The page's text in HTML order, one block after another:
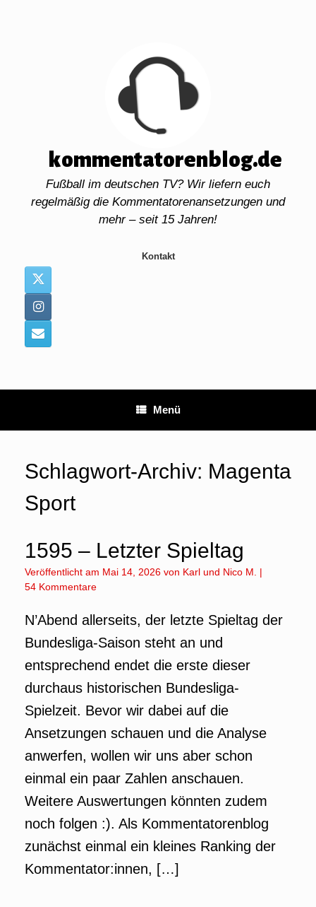
kommentatorenblog.de
Fußball im deutschen TV? Wir liefern euch
regelmäßig die Kommentatorenansetzungen und
mehr – seit 15 Jahren!
Kontakt
Menü
Schlagwort-Archiv: Magenta
Sport
1595 – Letzter Spieltag
Veröffentlicht am Mai 14, 2026 von Karl und Nico M.
|
54 Kommentare
N’Abend allerseits, der letzte Spieltag der
Bundesliga-Saison steht an und
entsprechend endet die erste dieser
durchaus historischen Bundesliga-
Spielzeit. Bevor wir dabei auf die
Ansetzungen schauen und die Analyse
anwerfen, wollen wir uns aber schon
einmal ein paar Zahlen anschauen.
Weitere Auswertungen könnten zudem
noch folgen :). Als Kommentatorenblog
zunächst einmal ein kleines Ranking der
Kommentator:innen, […]